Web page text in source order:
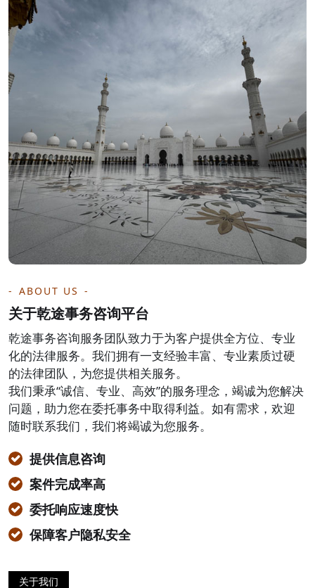
ABOUT US
关于乾途事务咨询平台
乾途事务咨询服务团队致力于为客户提供全方位、专业
化的法律服务。我们拥有一支经验丰富、专业素质过硬
的法律团队，为您提供相关服务。
我们秉承“诚信、专业、高效”的服务理念，竭诚为您解决
问题，助力您在委托事务中取得利益。如有需求，欢迎
随时联系我们，我们将竭诚为您服务。
提供信息咨询
案件完成率高
委托响应速度快
保障客户隐私安全
关于我们